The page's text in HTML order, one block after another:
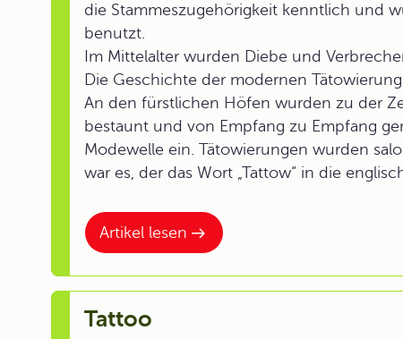
Artikel lesen
die Stammeszugehörigkeit kenntlich und
benutzt.
Im Mittelalter wurden Diebe und
Die Geschichte der modernen
An den fürstlichen Höfen wurden zu der
bestaunt und von Empfang zu Empfang
Modewelle ein. Tätowierungen wurden
war es, der das Wort „Tattow“ in die
Tattoo